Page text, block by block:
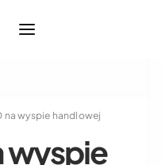
na wyspie handlowej
wyspie